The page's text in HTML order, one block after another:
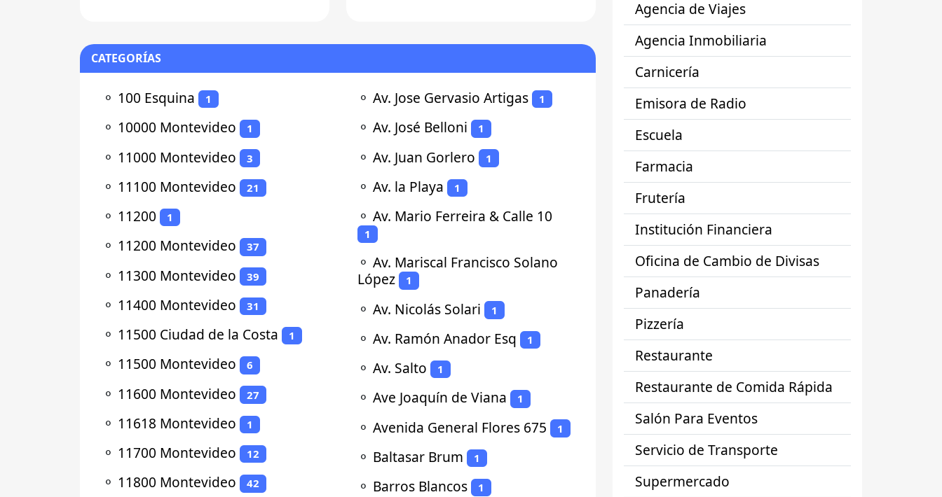
CATEGORÍAS
⚬ 100 Esquina 1
⚬ 10000 Montevideo 1
⚬ 11000 Montevideo 3
⚬ 11100 Montevideo 21
⚬ 11200 1
⚬ 11200 Montevideo 37
⚬ 11300 Montevideo 39
⚬ 11400 Montevideo 31
⚬ 11500 Ciudad de la Costa 1
⚬ 11500 Montevideo 6
⚬ 11600 Montevideo 27
⚬ 11618 Montevideo 1
⚬ 11700 Montevideo 12
⚬ 11800 Montevideo 42
⚬ Av. Jose Gervasio Artigas 1
⚬ Av. José Belloni 1
⚬ Av. Juan Gorlero 1
⚬ Av. la Playa 1
⚬ Av. Mario Ferreira & Calle 10
1
⚬ Av. Mariscal Francisco Solano
López
1
⚬ Av. Nicolás Solari 1
⚬ Av. Ramón Anador Esq 1
⚬ Av. Salto 1
⚬ Ave Joaquín de Viana 1
⚬ Avenida General Flores 675 1
⚬ Baltasar Brum 1
⚬ Barros Blancos 1
Agencia de Viajes
Agencia Inmobiliaria
Carnicería
Emisora de Radio
Escuela
Farmacia
Frutería
Institución Financiera
Oficina de Cambio de Divisas
Panadería
Pizzería
Restaurante
Restaurante de Comida Rápida
Salón Para Eventos
Servicio de Transporte
Supermercado